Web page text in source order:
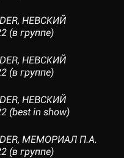
НЕВСКИЙ
(в группе)
НЕВСКИЙ
(в группе)
НЕВСКИЙ
(best in show)
МЕМОРИАЛ П.А.
(в группе)